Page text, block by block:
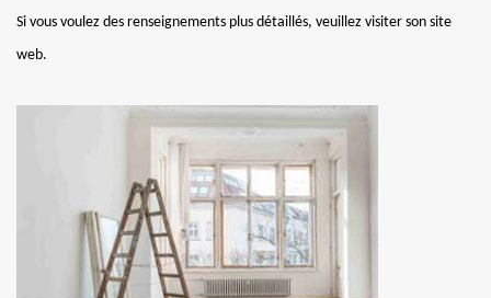
Si vous voulez des renseignements plus détaillés, veuillez visiter son site
web.